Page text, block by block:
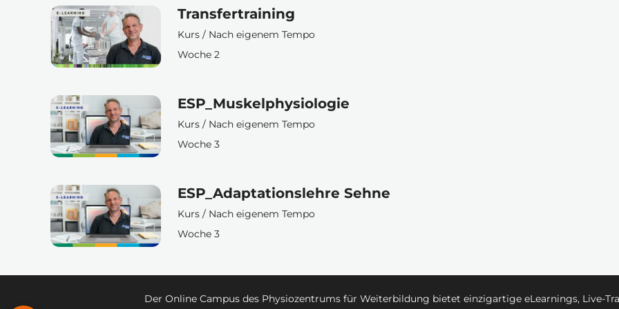
Transfertraining
Kurs / Nach eigenem Tempo
Woche 2
ESP_Muskelphysiologie
Kurs / Nach eigenem Tempo
Woche 3
ESP_Adaptationslehre Sehne
Kurs / Nach eigenem Tempo
Woche 3
Der Online Campus des Physiozentrums für Weiterbildung bietet einzigartige eLearnings, Live-